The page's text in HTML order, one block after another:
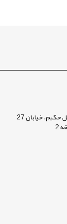
تهران. اتوبان کردستان (شمال به جنوب). پایین تر از پل حکیم. خیابان 27